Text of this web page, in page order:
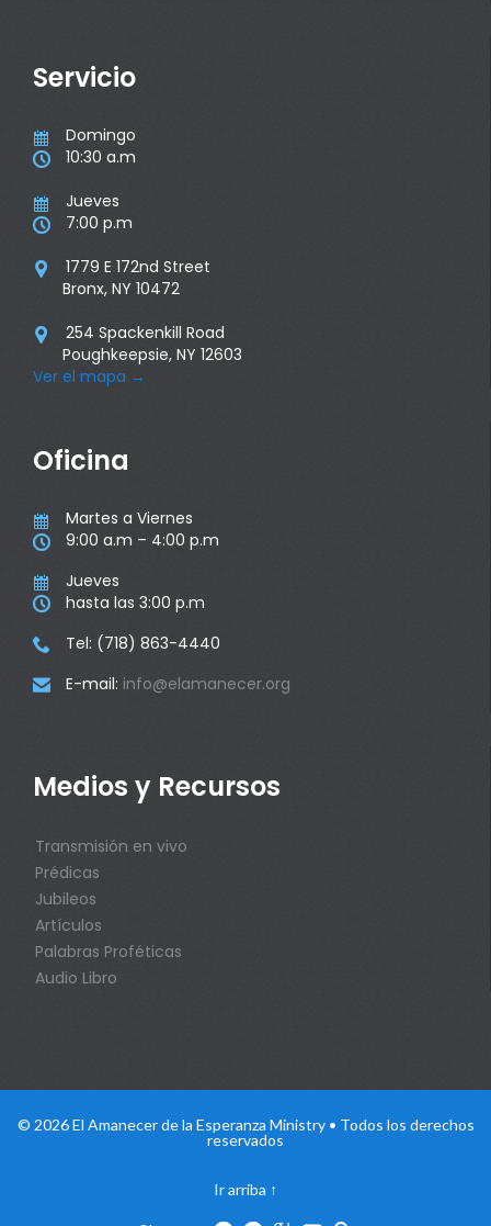
Servicio
 Domingo
 10:30 a.m
 Jueves
 7:00 p.m

1779 E 172nd Street
Bronx, NY 10472

254 Spackenkill Road
Poughkeepsie, NY 12603
Ver el mapa →
Oficina
 Martes a Viernes
 9:00 a.m – 4:00 p.m
 Jueves
 hasta las 3:00 p.m
 Tel: (718) 863-4440
 E-mail: info@elamanecer.org
Medios y Recursos
Transmisión en vivo
Prédicas
Jubileos
Artículos
Palabras Proféticas
Audio Libro
© 2026 El Amanecer de la Esperanza Ministry • Todos los derechos
reservados
Ir arriba ↑